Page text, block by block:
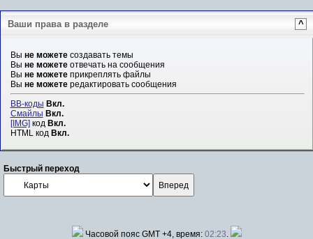
Ваши права в разделе ^
Вы не можетесоздавать темы
Вы не можетеотвечать на сообщения
Вы не можетеприкреплять файлы
Вы не можетередактировать сообщения
BB-коды Вкл.
Смайлы Вкл.
[IMG]код Вкл.
HTML код Вкл.
Быстрый переход
Часовой пояс GMT +4, время: 02:23.